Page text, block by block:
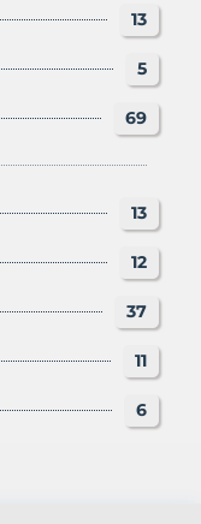
13
5
69
13
12
37
11
6